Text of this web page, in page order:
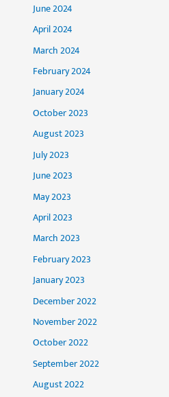
June 2024
April 2024
March 2024
February 2024
January 2024
October 2023
August 2023
July 2023
June 2023
May 2023
April 2023
March 2023
February 2023
January 2023
December 2022
November 2022
October 2022
September 2022
August 2022